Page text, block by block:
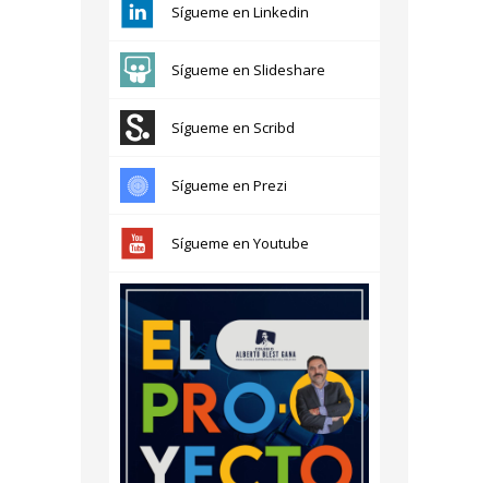
Sígueme en Linkedin
Sígueme en Slideshare
Sígueme en Scribd
Sígueme en Prezi
Sígueme en Youtube